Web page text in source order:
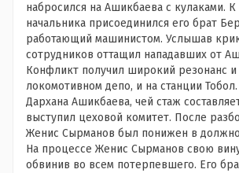
набросился на Ашикбаева с кулаками.
начальника присоединился его брат
работающий машинистом. Услышав
сотрудников оттащил нападавших от
Конфликт получил широкий резонанс и
локомотивном депо, и на станции
Дархана Ашикбаева, чей стаж
выступил цеховой комитет. После
Женис Сырманов был понижен в
На процессе Женис Сырманов свою
обвинив во всем потерпевшего. Его